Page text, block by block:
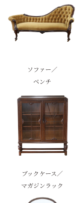
ソファー／
ベンチ
ブックケース／
マガジンラック